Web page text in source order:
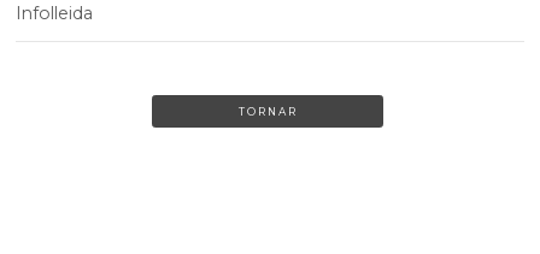
Infolleida
TORNAR